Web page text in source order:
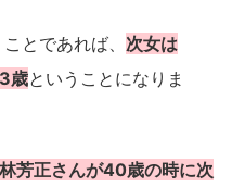
とであれば、 次女は
歳ということになりま
林芳正さんが40歳の時に次